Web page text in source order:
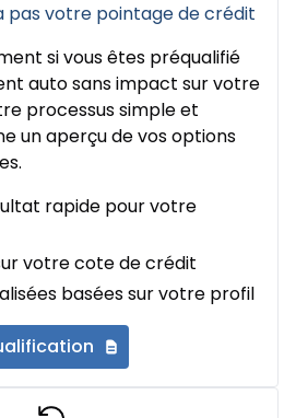
pas votre pointage de crédit
si vous êtes préqualifié
auto sans impact sur votre
processus simple et
un aperçu de vos options
rapide pour votre
votre cote de crédit
basées sur votre profil